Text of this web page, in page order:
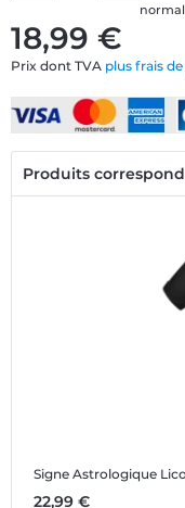
18,99 €
Prix dont TVA plus frais
normal
Produits
Signe Astrologique
22,99 €